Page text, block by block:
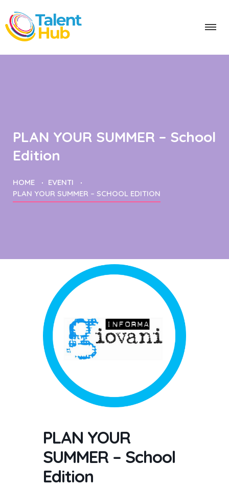
PLAN YOUR SUMMER – School
Edition
HOME
EVENTI
PLAN YOUR SUMMER – SCHOOL EDITION
PLAN YOUR
SUMMER – School
Edition